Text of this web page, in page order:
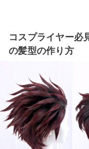
コスプライヤー必
の髪型の作り方